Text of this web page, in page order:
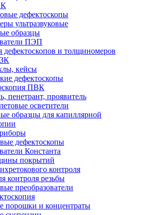
дефектоскопы
ультразвуковые
образцы
ПЭП
дефектоскопов и толщиномеров
кейсы
дефектоскопы
ПВК
пенетрант, проявитель
осветители
образцы для капиллярной
дефектоскопы
Константа
покрытий
контроля
контроля резьбы
преобразователи
порошки и концентраты